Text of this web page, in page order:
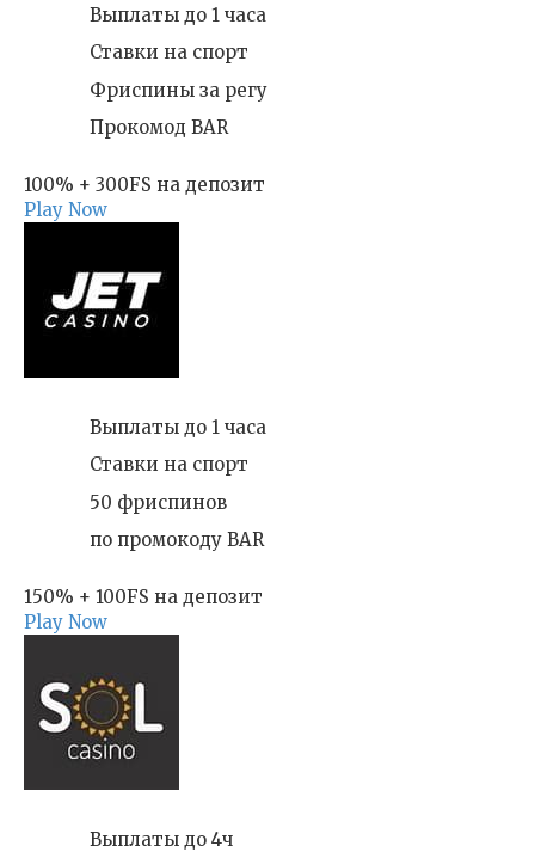
Выплаты до 1 часа
Ставки на спорт
Фриспины за регу
Прокомод BAR
100% + 300FS на депозит
Play Now
Выплаты до 1 часа
Ставки на спорт
50 фриспинов
по промокоду BAR
150% + 100FS на депозит
Play Now
Выплаты до 4ч